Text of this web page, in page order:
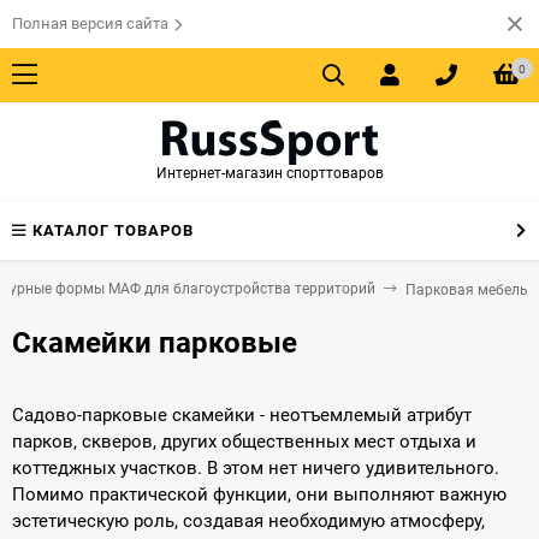
Полная версия сайта
0
Интернет-магазин спорттоваров
КАТАЛОГ ТОВАРОВ
формы МАФ для благоустройства территорий Парковая мебель
Скамейки парковые
Садово-парковые скамейки - неотъемлемый атрибут
парков, скверов, других общественных мест отдыха и
коттеджных участков. В этом нет ничего удивительного.
Помимо практической функции, они выполняют важную
эстетическую роль, создавая необходимую атмосферу,